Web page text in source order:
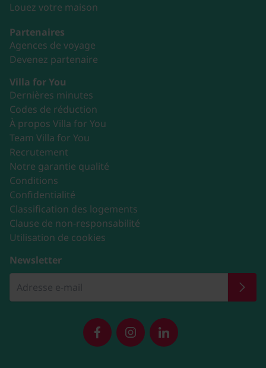
Louez votre maison
Partenaires
Agences de voyage
Devenez partenaire
Villa for You
Dernières minutes
Codes de réduction
À propos Villa for You
Team Villa for You
Recrutement
Notre garantie qualité
Conditions
Confidentialité
Classification des logements
Clause de non-responsabilité
Utilisation de cookies
Newsletter